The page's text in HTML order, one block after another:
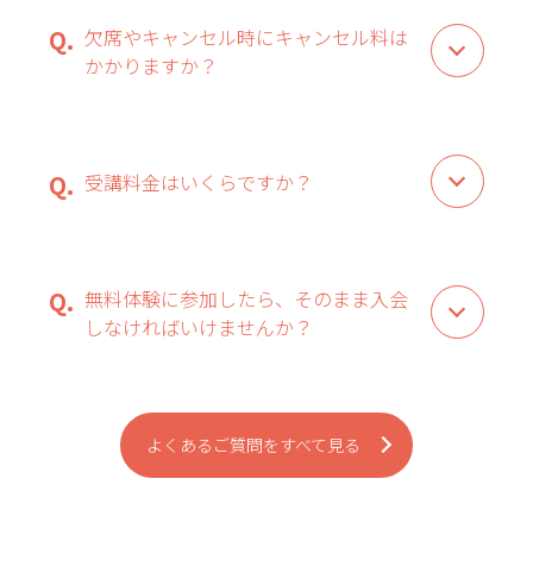
欠席やキャンセル時にキャンセル料は
かかりますか？
受講料金はいくらですか？
無料体験に参加したら、そのまま入会
しなければいけませんか？
よくあるご質問をすべて見る